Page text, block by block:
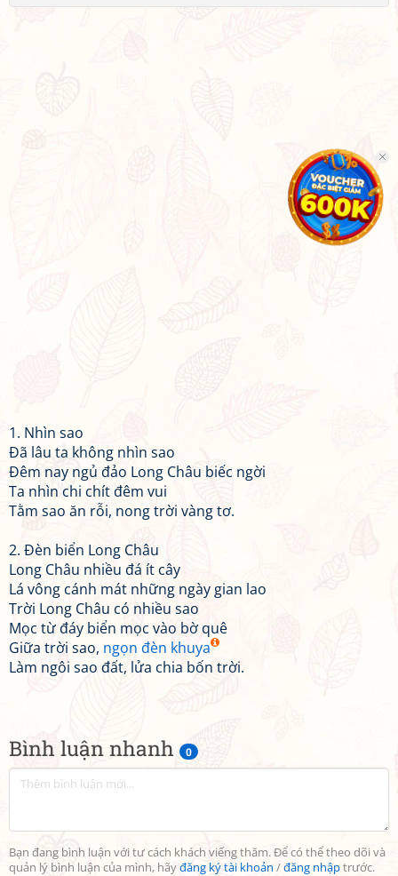
Bình luận nhanh 0
Bạn đang bình luận với tư cách khách viếng thăm. Để có thể theo dõi và
quản lý bình luận của mình, hãyđăng ký tài khoản /đăng nhậptrước.
1. Nhìn sao
Đã lâu ta không nhìn sao
Đêm nay ngủ đảo Long Châu biếc ngời
Ta nhìn chi chít đêm vui
Tằm sao ăn rỗi, nong trời vàng tơ.
2. Đèn biển Long Châu
Long Châu nhiều đá ít cây
Lá vông cánh mát những ngày gian lao
Trời Long Châu có nhiều sao
Mọc từ đáy biển mọc vào bờ quê
Giữa trời sao, ngọn đèn khuya
Làm ngôi sao đất, lửa chia bốn trời.